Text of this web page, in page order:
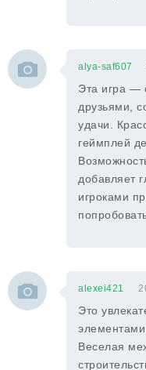
alya-saf607
Эта игра —
друзьями,
удачи.
геймплей
добавляет
игроками
alexei421
Это
элементами
Веселая